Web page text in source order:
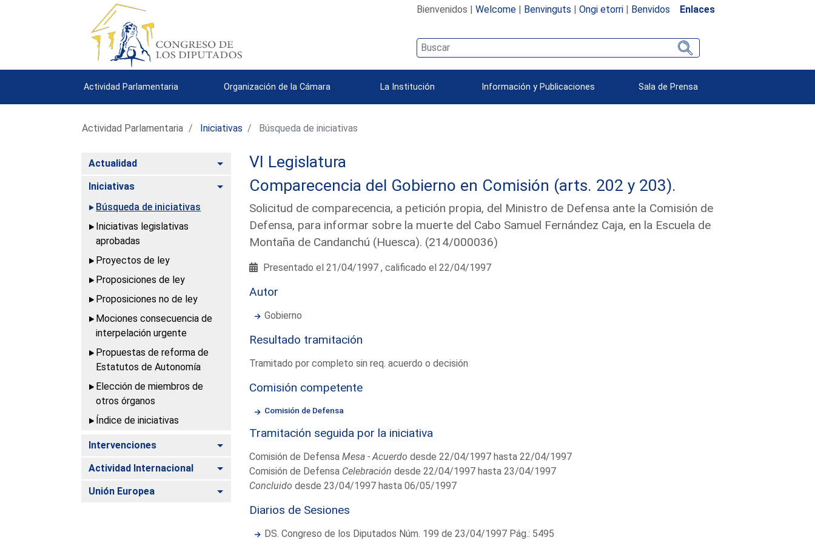
Bienvenidos | Welcome| Benvinguts | Ongi etorri| Benvidos Enlaces
Actividad Parlamentaria Organización de la Cámara La Institución Información y Publicaciones Sala de Prensa
Actividad Parlamentaria Iniciativas Búsqueda de iniciativas
Actualidad Alternar
Iniciativas
Alternar
Búsqueda de iniciativas
Iniciativas legislativas
aprobadas
Proyectos de ley
Proposiciones de ley
Proposiciones no de ley
Mociones consecuencia de
interpelación urgente
Propuestas de reforma de
Estatutos de Autonomía
Elección de miembros de
otros órganos
Índice de iniciativas
Intervenciones Alternar
Actividad Internacional Alternar
Unión Europea Alternar
VI Legislatura
Comparecencia del Gobierno en Comisión (arts. 202 y 203).
Solicitud de comparecencia, a petición propia, del Ministro de Defensa ante la Comisión de
Defensa, para informar sobre la muerte del Cabo Samuel Fernández Caja, en la Escuela de
Montaña de Candanchú (Huesca). (214/000036)
Presentado el 21/04/1997 , calificado el 22/04/1997
Autor
Gobierno
Resultado tramitación
Tramitado por completo sin req. acuerdo o decisión
Comisión competente
Comisión de Defensa
Tramitación seguida por la iniciativa
Comisión de Defensa Mesa - Acuerdo desde 22/04/1997 hasta 22/04/1997
Comisión de Defensa Celebración desde 22/04/1997 hasta 23/04/1997
Concluido desde 23/04/1997 hasta 06/05/1997
Diarios de Sesiones
DS. Congreso de los Diputados Núm. 199 de 23/04/1997 Pág.: 5495